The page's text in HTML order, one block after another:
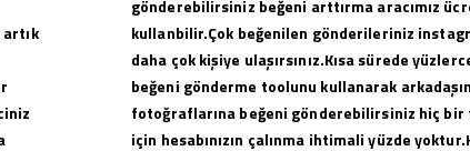
gönderebilirsiniz beğeni arttırma aracımız
kullanbilir.Çok beğenilen gönderileriniz
daha çok kişiye ulaşırsınız.Kısa sürede
beğeni gönderme toolunu kullanarak
fotoğraflarına beğeni gönderebilirsiniz hiç bir
için hesabınızın çalınma ihtimali yüzde